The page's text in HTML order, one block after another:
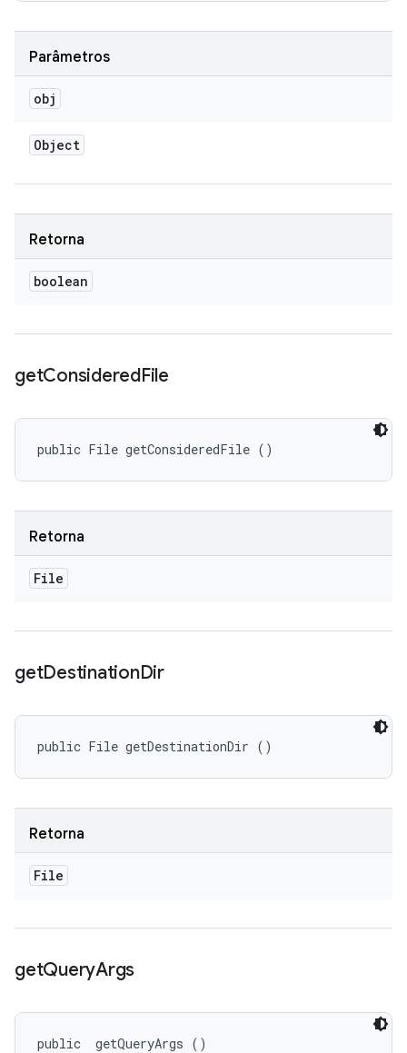
Parâmetros
obj
Object
Retorna
boolean
getConsideredFile
public File getConsideredFile ()
Retorna
File
getDestinationDir
public File getDestinationDir ()
Retorna
File
getQueryArgs
public getQueryArgs ()